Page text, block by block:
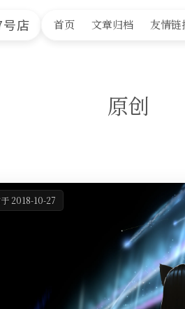
店 首页 文章归档 友情链
原创
2018-10-27